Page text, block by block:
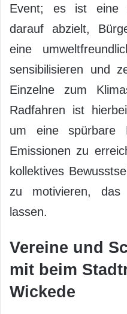
Event; es ist eine
darauf abzielt,
eine
sensibilisieren und
Einzelne zum
Radfahren ist
um eine spürbare
Emissionen zu
kollektives
zu motivieren,
lassen.
Vereine und
mit beim
Wickede